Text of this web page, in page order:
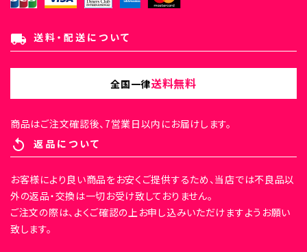
local_shipping 送料・配送について
全国一律送料無料
商品はご注文確認後、7営業日以内にお届けします。
replay 返品について
お客様により良い商品をお安くご提供するため、当店では不良品以
外の返品・交換は一切お受け致しておりません。
ご注文の際は、よくご確認の上お申し込みいただけますようお願い
致します。